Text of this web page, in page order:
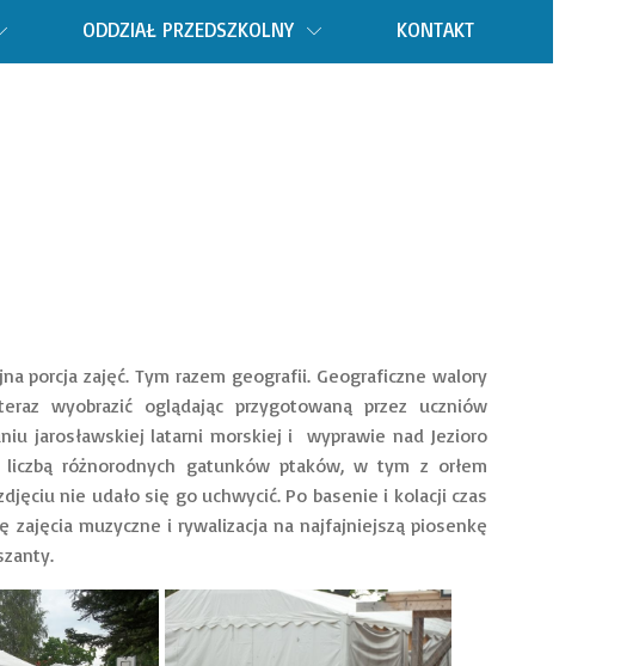
ODDZIAŁ PRZEDSZKOLNY KONTAKT
porcja zajęć. Tym razem geografii. Geograficzne walory
wyobrazić oglądając przygotowaną przez uczniów
jarosławskiej latarni morskiej i wyprawie nad Jezioro
różnorodnych gatunków ptaków, w tym z orłem
nie udało się go uchwycić. Po basenie i kolacji czas
zajęcia muzyczne i rywalizacja na najfajniejszą piosenkę